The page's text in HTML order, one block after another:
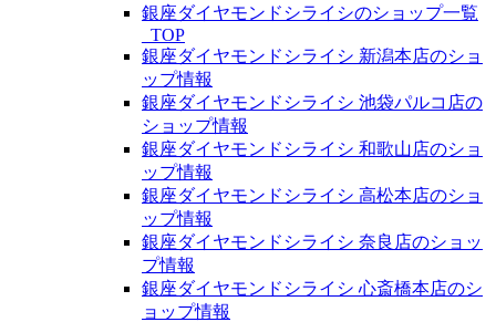
銀座ダイヤモンドシライシのショップ一覧
_TOP
銀座ダイヤモンドシライシ 新潟本店のショ
ップ情報
銀座ダイヤモンドシライシ 池袋パルコ店の
ショップ情報
銀座ダイヤモンドシライシ 和歌山店のショ
ップ情報
銀座ダイヤモンドシライシ 高松本店のショ
ップ情報
銀座ダイヤモンドシライシ 奈良店のショッ
プ情報
銀座ダイヤモンドシライシ 心斎橋本店のシ
ョップ情報